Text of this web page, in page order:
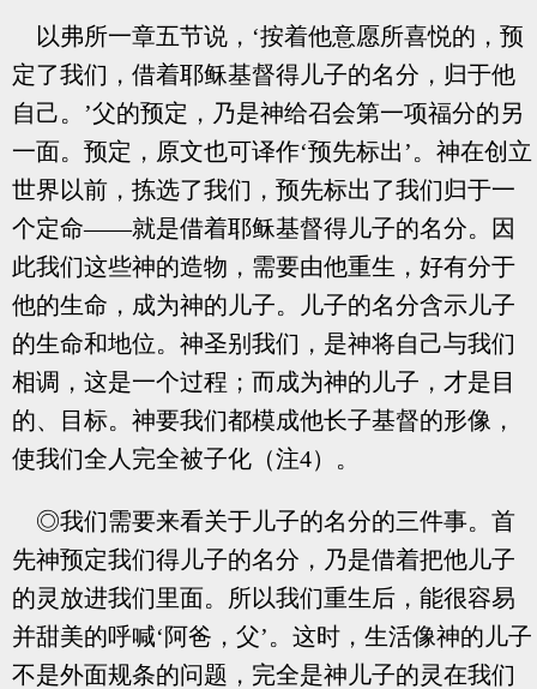
以弗所一章五节说，‘按着他意愿所喜悦的，预
定了我们，借着耶稣基督得儿子的名分，归于他
自己。’父的预定，乃是神给召会第一项福分的另
一面。预定，原文也可译作‘预先标出’。神在创立
世界以前，拣选了我们，预先标出了我们归于一
个定命——就是借着耶稣基督得儿子的名分。因
此我们这些神的造物，需要由他重生，好有分于
他的生命，成为神的儿子。儿子的名分含示儿子
的生命和地位。神圣别我们，是神将自己与我们
相调，这是一个过程；而成为神的儿子，才是目
的、目标。神要我们都模成他长子基督的形像，
使我们全人完全被子化（注4）。
◎我们需要来看关于儿子的名分的三件事。首
先神预定我们得儿子的名分，乃是借着把他儿子
的灵放进我们里面。所以我们重生后，能很容易
并甜美的呼喊‘阿爸，父’。这时，生活像神的儿子
不是外面规条的问题，完全是神儿子的灵在我们